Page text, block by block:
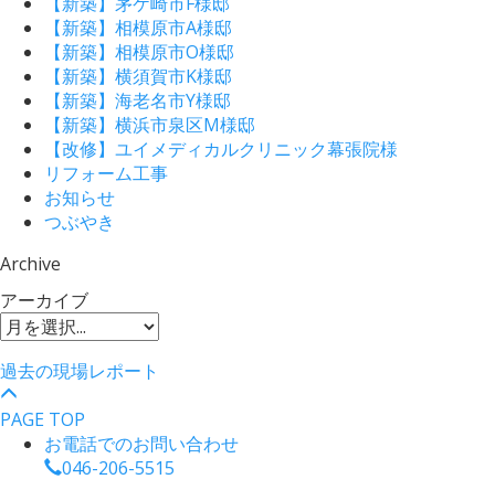
【新築】相模原市A様邸
【新築】相模原市O様邸
【新築】横須賀市K様邸
【新築】海老名市Y様邸
【新築】横浜市泉区M様邸
【改修】ユイメディカルクリニック幕張院様
リフォーム工事
お知らせ
つぶやき
Archive
アーカイブ
過去の現場レポート
PAGE TOP
お電話でのお問い合わせ
046-206-5515